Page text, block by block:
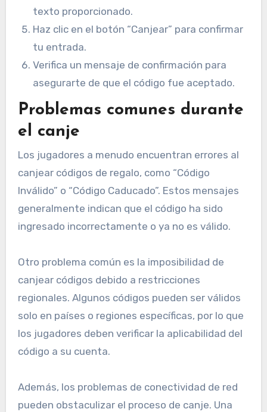
texto proporcionado.
Haz clic en el botón “Canjear” para confirmar
tu entrada.
Verifica un mensaje de confirmación para
asegurarte de que el código fue aceptado.
Problemas comunes durante
el canje
Los jugadores a menudo encuentran errores al
canjear códigos de regalo, como “Código
Inválido” o “Código Caducado”. Estos mensajes
generalmente indican que el código ha sido
ingresado incorrectamente o ya no es válido.
Otro problema común es la imposibilidad de
canjear códigos debido a restricciones
regionales. Algunos códigos pueden ser válidos
solo en países o regiones específicas, por lo que
los jugadores deben verificar la aplicabilidad del
código a su cuenta.
Además, los problemas de conectividad de red
pueden obstaculizar el proceso de canje. Una